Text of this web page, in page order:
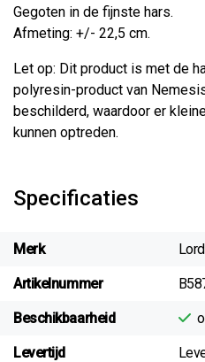
Gegoten in de fijnste hars.
Afmeting: +/- 22,5 cm.
Let op: Dit product is met de
polyresin-product van
beschilderd, waardoor er
kunnen optreden.
Specificaties
Merk
Artikelnummer
Beschikbaarheid
Levertijd